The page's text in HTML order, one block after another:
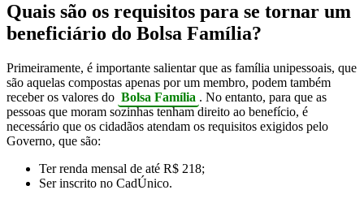
Quais são os requisitos para se tornar um
beneficiário do Bolsa Família?
Primeiramente, é importante salientar que as família unipessoais, que
são aquelas compostas apenas por um membro, podem também
receber os valores do Bolsa Família . No entanto, para que as
pessoas que moram sozinhas tenham direito ao benefício, é
necessário que os cidadãos atendam os requisitos exigidos pelo
Governo, que são:
Ter renda mensal de até R$ 218;
Ser inscrito no CadÚnico.